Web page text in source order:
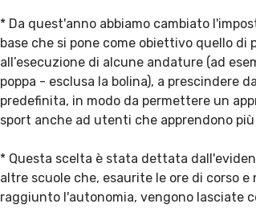
* Da quest'anno abbiamo cambiato
base che si pone come obiettivo quello di
all’esecuzione di alcune andature (ad
poppa - esclusa la bolina), a prescindere
predefinita, in modo da permettere un
sport anche ad utenti che apprendono
* Questa scelta è stata dettata
altre scuole che, esaurite le ore di corso e
raggiunto l'autonomia, vengono lasciate